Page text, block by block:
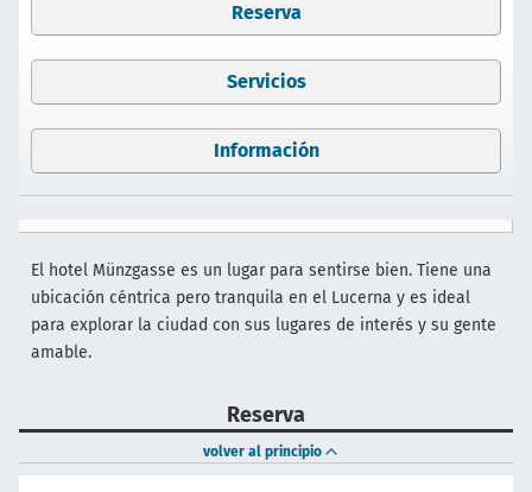
Reserva
Servicios
Información
El hotel Münzgasse es un lugar para sentirse bien. Tiene una
ubicación céntrica pero tranquila en el Lucerna y es ideal
para explorar la ciudad con sus lugares de interés y su gente
amable.
Reserva
volver al principio